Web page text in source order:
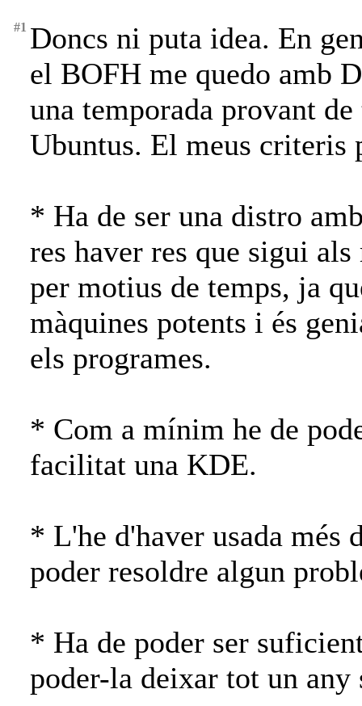
#1 Doncs ni puta idea. En
el BOFH me quedo amb
una temporada provant
Ubuntus. El meus criteris
* Ha de ser una distro
res haver res que sigui
per motius de temps, ja
màquines potents i és
els programes.
* Com a mínim he de
facilitat una KDE.
* L'he d'haver usada més
poder resoldre algun
* Ha de poder ser
poder-la deixar tot un any